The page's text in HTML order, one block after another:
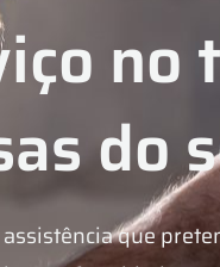
no
do
que